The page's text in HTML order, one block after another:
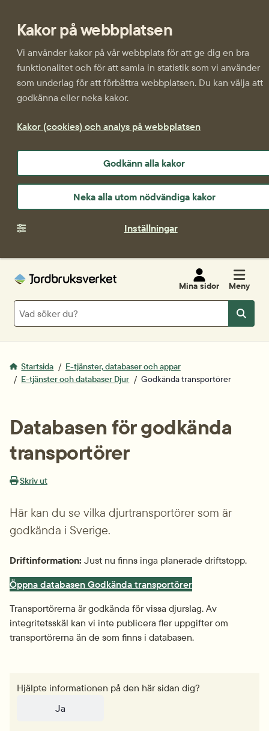
Kakor på webbplatsen
Vi använder kakor på vår webbplats för att ge dig en bra
funktionalitet och för att samla in statistik som vi använder
som underlag för att förbättra webbplatsen. Du kan välja att
godkänna eller neka kakor.
Kakor (cookies) och analys på webbplatsen
Godkänn alla kakor
Neka alla utom nödvändiga kakor
Inställningar
Mina sidor Meny
Sök
Sök
Startsida
E-tjänster, databaser och appar
E-tjänster och databaser Djur
Godkända transportörer
Databasen för godkända
transportörer
Skriv ut
Här kan du se vilka djurtransportörer som är
godkända i Sverige.
Driftinformation: Just nu finns inga planerade driftstopp.
Öppna databasen Godkända transportörer
Transportörerna är godkända för vissa djurslag. Av
integritetsskäl kan vi inte publicera fler uppgifter om
transportörerna än de som finns i databasen.
Hjälpte informationen på den här sidan dig?
Ja